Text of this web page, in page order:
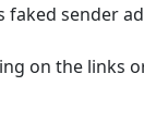
sender
on the links